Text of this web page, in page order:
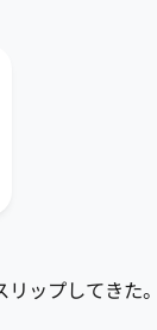
ップしてきた